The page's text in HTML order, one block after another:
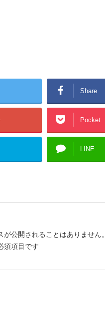
Share
Pocket
LINE
が公開されることはありません。
須項目です